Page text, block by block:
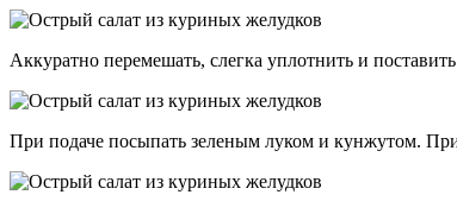
Аккуратно перемешать, слегка уплотнить и
При подаче посыпать зеленым луком и кунжутом.